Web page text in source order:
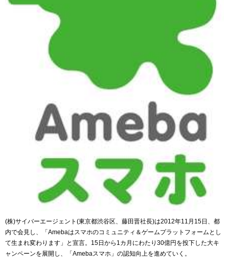
(株)サイバーエージェント(東京都渋谷区、藤田晋社長)は2012年11月15日、都
内で会見し、「Amebaはスマホのコミュニティ＆ゲームプラットフォームとし
て生まれ変わります」と宣言。15日から1カ月にわたり30億円を投下した大キ
ャンペーンを展開し、「Amebaスマホ」の認知向上を進めていく。